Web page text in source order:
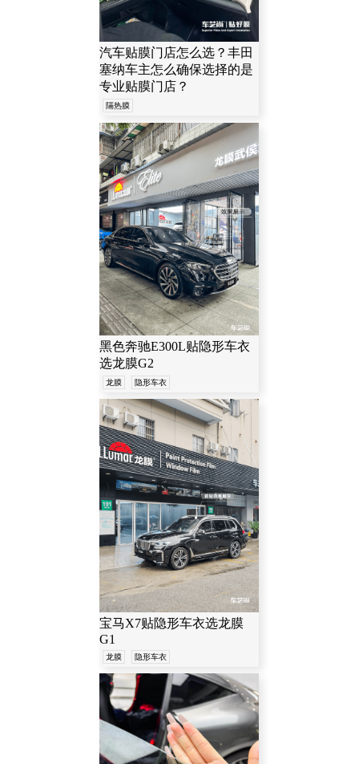
汽车贴膜门店怎么选？丰田
塞纳车主怎么确保选择的是
专业贴膜门店？
隔热膜
黑色奔驰E300L贴隐形车衣
选龙膜G2
龙膜 隐形车衣
宝马X7贴隐形车衣选龙膜
G1
龙膜 隐形车衣